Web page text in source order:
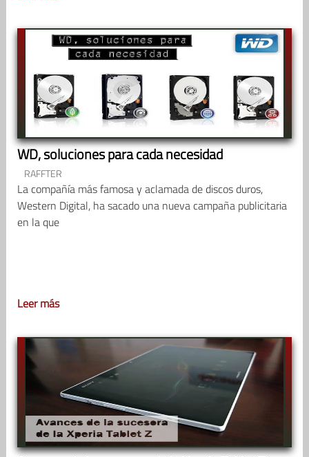
WD, soluciones para cada necesidad
RAFFTER
La compañía más famosa y aclamada de discos duros,
Western Digital, ha sacado una nueva campaña publicitaria
en la que
Leer más